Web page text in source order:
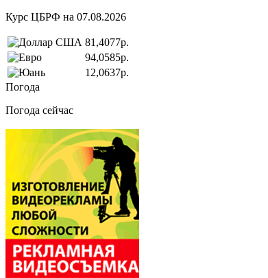
Курс ЦБРФ на 07.08.2026
81,4077р.
94,0585р.
12,0637р.
Погода
Погода сейчас